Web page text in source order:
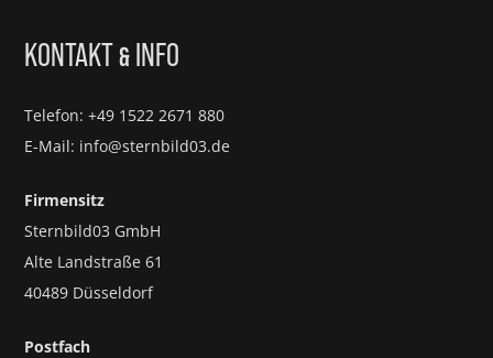
KONTAKT& INFO
Telefon: +49 1522 2671 880
E-Mail: info@sternbild03.de
Firmensitz
Sternbild03 GmbH
Alte Landstraße 61
40489 Düsseldorf
Postfach